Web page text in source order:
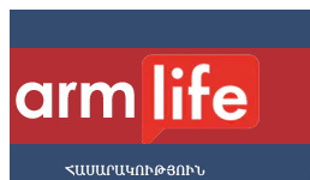
ՀԱՍԱՐԱԿՈՒԹՅՈՒՆ